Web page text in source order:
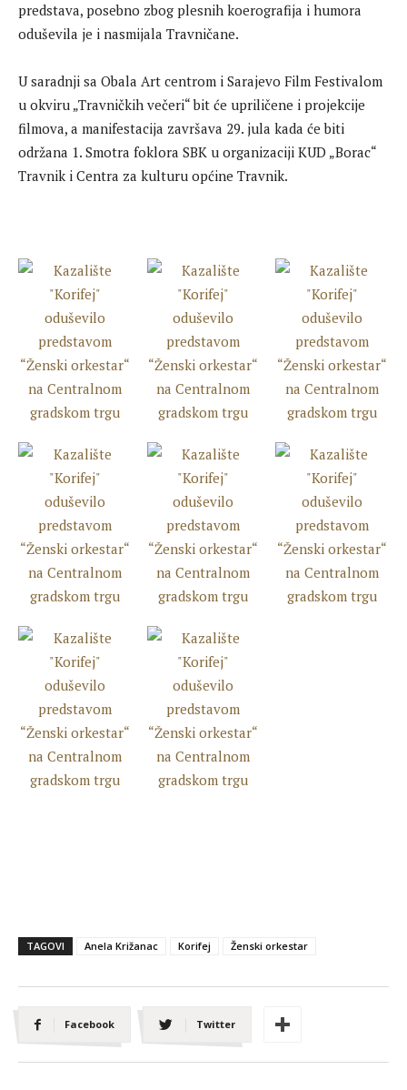
predstava, posebno zbog plesnih koerografija i humora
oduševila je i nasmijala Travničane.
U saradnji sa Obala Art centrom i Sarajevo Film Festivalom
u okviru „Travničkih večeri“ bit će upriličene i projekcije
filmova, a manifestacija završava 29. jula kada će biti
održana 1. Smotra foklora SBK u organizaciji KUD „Borac“
Travnik i Centra za kulturu općine Travnik.
TAGOVI Anela Križanac Korifej Ženski orkestar
Facebook Twitter